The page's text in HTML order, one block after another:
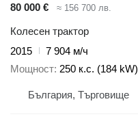
80 000 €
≈ 156 700 лв.
Колесен трактор
2015
7 904 м/ч
Мощност 250 к.с. (184 kW)
България, Търговище